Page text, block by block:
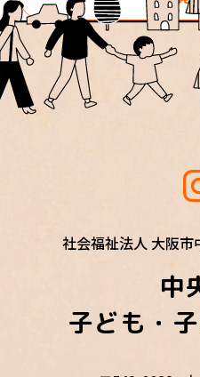
社会福祉法人 大阪
中
子ども・